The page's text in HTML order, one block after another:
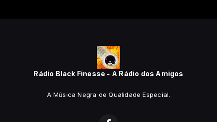
Rádio Black Finesse - A Rádio dos Amigos
A Música Negra de Qualidade Especial.